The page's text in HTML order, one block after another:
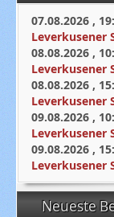
07.08.2026 ,
Leverkusener
08.08.2026 ,
Leverkusener
08.08.2026 ,
Leverkusener
09.08.2026 ,
Leverkusener
09.08.2026 ,
Leverkusener
Neueste